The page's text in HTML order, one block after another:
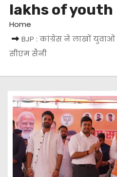
lakhs of youth
Home
BJP : कांग्रेस ने लाखों युवाओं
सीएम सैनी